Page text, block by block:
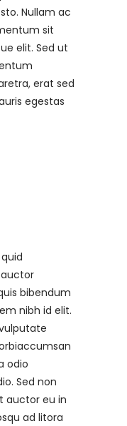
Nullam ac
sit
elit. Sed ut
erat sed
egestas
bibendum
nibh id elit.
odio
Sed non
auctor eu in
ad litora